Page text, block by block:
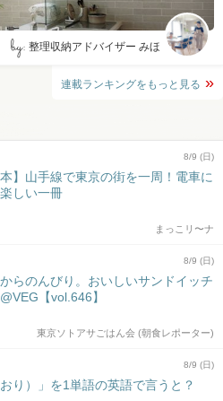
by: 整理収納アドバイザー みほ
連載ランキングをもっと見る
8/9 (日)
本】山手線で東京の街を一周！電車に
しい一冊
まっこリ〜ナ
8/9 (日)
からのんびり。おいしいサンドイッチ
【vol.646】
東京ソトアサごはん会 (朝食レポーター)
8/9 (日)
り）」を1単語の英語で言うと？